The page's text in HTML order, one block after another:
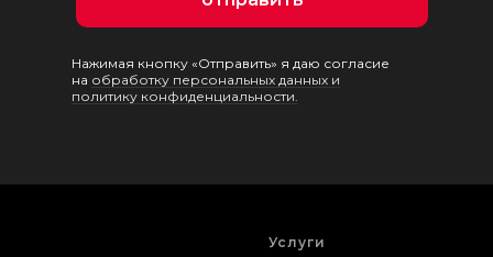
Нажимая кнопку «Отправить» я даю согласие
на обработку персональных данных и
политику конфиденциальности.
Услуги